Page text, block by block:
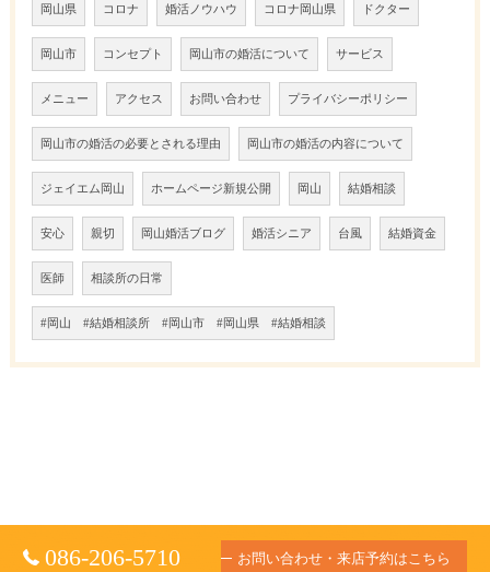
岡山県 コロナ 婚活ノウハウ コロナ岡山県 ドクター
岡山市 コンセプト 岡山市の婚活について サービス
メニュー アクセス お問い合わせ プライバシーポリシー
岡山市の婚活の必要とされる理由 岡山市の婚活の内容について
ジェイエム岡山 ホームページ新規公開 岡山 結婚相談
安心 親切 岡山婚活ブログ 婚活シニア 台風 結婚資金
医師 相談所の日常
#岡山 #結婚相談所 #岡山市 #岡山県 #結婚相談
086-206-5710 お問い合わせ・来店予約はこちら